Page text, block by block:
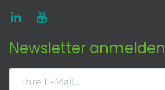
Newsletter anmelden